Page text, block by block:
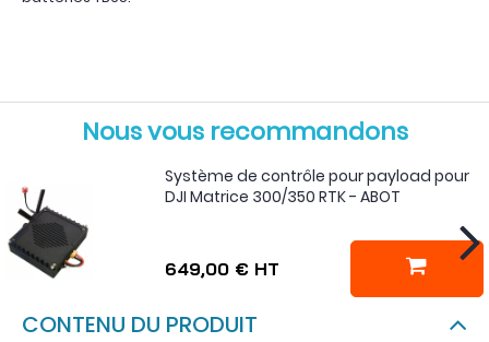
Nous vous recommandons
Système de contrôle pour payload pour
DJI Matrice 300/350 RTK - ABOT
649,00 € HT
CONTENU DU PRODUIT